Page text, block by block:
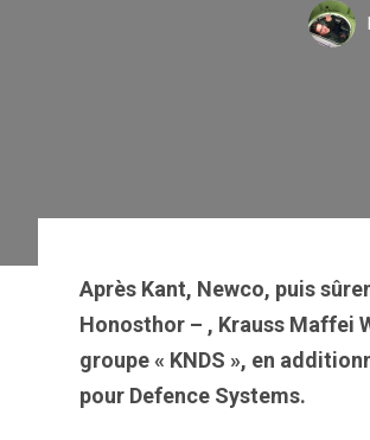
Après Kant, Newco, puis
Honosthor – , Krauss Maffei
groupe « KNDS », en
pour Defence Systems.